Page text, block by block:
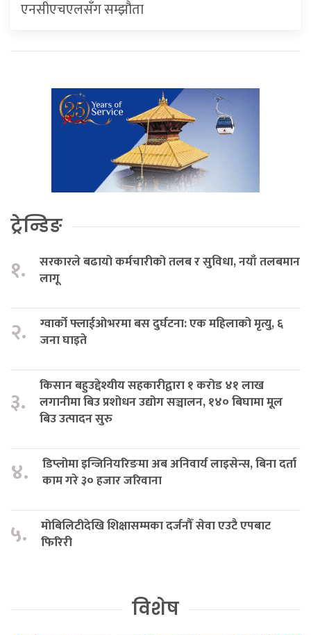
एनसीएचएलसँग सम्झौता
ट्रेन्डिङ
१.
सरकारले बढायो कर्मचारीको तलब र सुविधा, नयाँ तलबमान
लागू
२.
ग्वार्को फ्लाईओभरमा बस दुर्घटना: एक महिलाको मृत्यु, ६
जना घाइते
३.
किसान बहुउद्देश्यीय सहकारीद्वारा १ करोड ४१ लाख
लगानीमा बिउ प्रशोधन उद्योग सञ्चालन, १४० बिघामा मूल
बिउ उत्पादन सुरु
४.
डिप्लोमा इन्जिनियरिङमा अब अनिवार्य लाइसेन्स, बिना दर्ता
काम गरे ३० हजार जरिवाना
५.
मोबिलिटीदेखि शिक्षासम्मका दर्जनौँ सेवा एउटै एपबाट
फिरिरी
विशेष